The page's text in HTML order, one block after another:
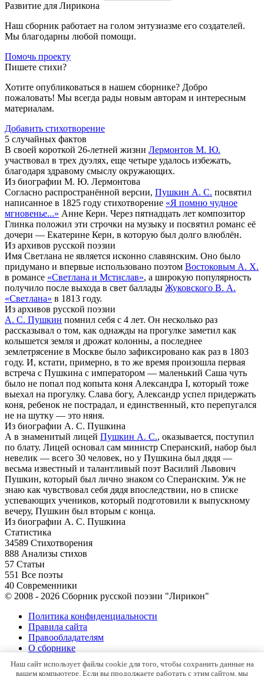
Развитие для Лирикона
Наш сборник работает на голом энтузиазме его создателей.
Мы благодарны любой помощи.
Помочь проекту
Пишете стихи?
Хотите опубликоваться в нашем сборнике? Добро
пожаловать! Мы всегда рады новым авторам и интересным
материалам.
Добавить стихотворение
5 случайных фактов
В своей короткой 26-летней жизни Лермонтов М. Ю.
участвовал в трех дуэлях, еще четыре удалось избежать,
благодаря здравому смыслу окружающих.
Из биографии М. Ю. Лермонтова
Согласно распространённой версии, Пушкин А. С. посвятил
написанное в 1825 году стихотворение «Я помню чудное
мгновенье...» Анне Керн. Через пятнадцать лет композитор
Глинка положил эти строчки на музыку и посвятил романс её
дочери — Екатерине Керн, в которую был долго влюблён.
Из архивов русской поэзии
Имя Светлана не является исконно славянским. Оно было
придумано и впервые использовано поэтом Востоковым А. Х.
в романсе «Светлана и Мстислав», а широкую популярность
получило после выхода в свет баллады Жуковского В. А.
«Светлана» в 1813 году.
Из архивов русской поэзии
А. С. Пушкин помнил себя с 4 лет. Он несколько раз
рассказывал о том, как однажды на прогулке заметил как
колышется земля и дрожат колонны, а последнее
землетрясение в Москве было зафиксировано как раз в 1803
году. И, кстати, примерно, в то же время произошла первая
встреча с Пушкина с императором — маленький Саша чуть
было не попал под копыта коня Александра I, который тоже
выехал на прогулку. Слава богу, Александр успел придержать
коня, ребенок не пострадал, и единственный, кто перепугался
не на шутку — это няня.
Из биографии А. С. Пушкина
А в знаменитый лицей Пушкин А. С., оказывается, поступил
по блату. Лицей основал сам министр Сперанский, набор был
невелик — всего 30 человек, но у Пушкина был дядя —
весьма известный и талантливый поэт Василий Львович
Пушкин, который был лично знаком со Сперанским. Уж не
знаю как чувствовал себя дядя впоследствии, но в списке
успевающих учеников, который подготовили к выпускному
вечеру, Пушкин был вторым с конца.
Из биографии А. С. Пушкина
Статистика
34589 Стихотворения
888 Анализы стихов
57 Статьи
551 Все поэты
40 Современники
© 2008 - 2026 Сборник русской поэзии "Лирикон"
Политика конфиденциальности
Правила сайта
Правообладателям
О сборнике
Контакты
Карта сайта
Наш сайт использует файлы cookie для того, чтобы сохранить данные на
вашем компьютере. Если вы продолжаете работать с этим сайтом, мы